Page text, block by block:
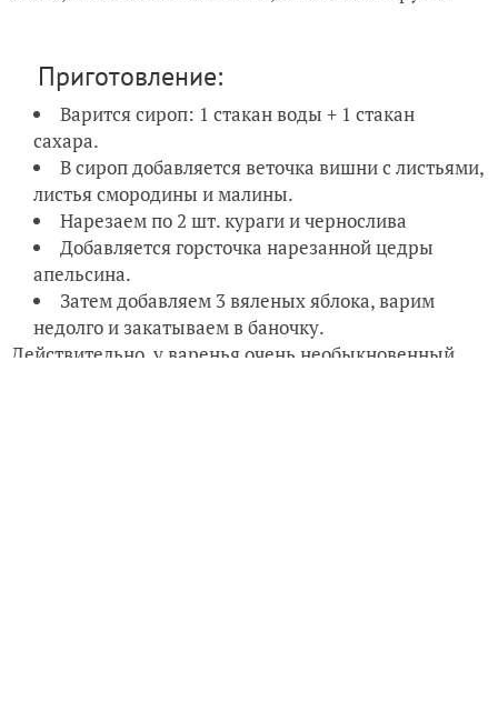
Приготовление:
Варится сироп: 1 стакан воды + 1 стакан
сахара.
В сироп добавляется веточка вишни с листьями,
листья смородины и малины.
Нарезаем по 2 шт. кураги и чернослива
Добавляется горсточка нарезанной цедры
апельсина.
Затем добавляем 3 вяленых яблока, варим
недолго и закатываем в баночку.
Действительно, у варенья очень необыкновенный